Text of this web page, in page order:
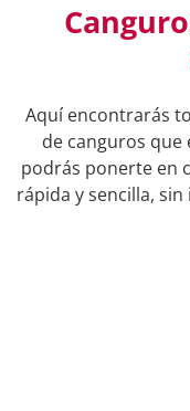
Aquí encontrarás
de canguros que
podrás ponerte en
rápida y sencilla,